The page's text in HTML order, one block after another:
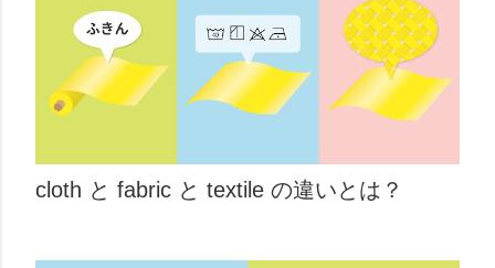
cloth と fabric と textile の違いとは？